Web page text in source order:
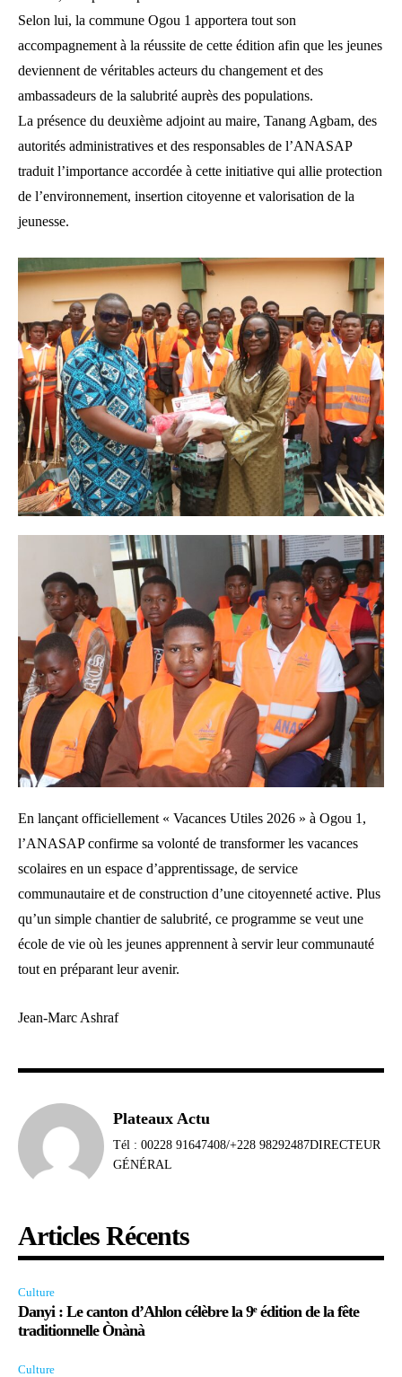
Selon lui, la commune Ogou 1 apportera tout son
accompagnement à la réussite de cette édition afin que les jeunes
deviennent de véritables acteurs du changement et des
ambassadeurs de la salubrité auprès des populations.
La présence du deuxième adjoint au maire, Tanang Agbam, des
autorités administratives et des responsables de l’ANASAP
traduit l’importance accordée à cette initiative qui allie protection
de l’environnement, insertion citoyenne et valorisation de la
jeunesse.
En lançant officiellement « Vacances Utiles 2026 » à Ogou 1,
l’ANASAP confirme sa volonté de transformer les vacances
scolaires en un espace d’apprentissage, de service
communautaire et de construction d’une citoyenneté active. Plus
qu’un simple chantier de salubrité, ce programme se veut une
école de vie où les jeunes apprennent à servir leur communauté
tout en préparant leur avenir.
Jean-Marc Ashraf
Plateaux Actu
Tél : 00228 91647408/+228 98292487DIRECTEUR
GÉNÉRAL
Articles Récents
Culture
Danyi : Le canton d’Ahlon célèbre la 9ᵉ édition de la fête
traditionnelle Ònànà
Culture